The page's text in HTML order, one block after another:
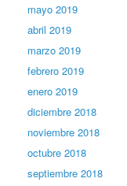
mayo 2019
abril 2019
marzo 2019
febrero 2019
enero 2019
diciembre 2018
noviembre 2018
octubre 2018
septiembre 2018